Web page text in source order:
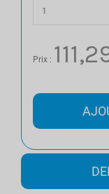
Prix :